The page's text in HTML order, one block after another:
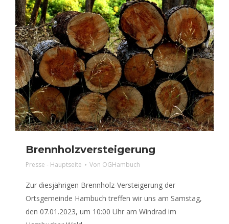
Brennholzversteigerung
Presse - Hauptseite Von OGHambuch
Zur diesjährigen Brennholz-Versteigerung der
Ortsgemeinde Hambuch treffen wir uns am Samstag,
den 07.01.2023, um 10:00 Uhr am Windrad im